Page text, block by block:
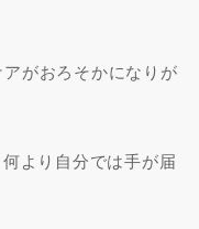
がおろそかになりが
より自分では手が届